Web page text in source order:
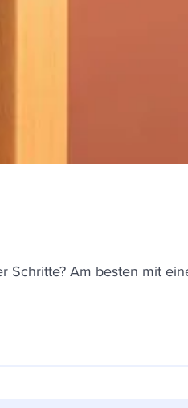
Am besten mit